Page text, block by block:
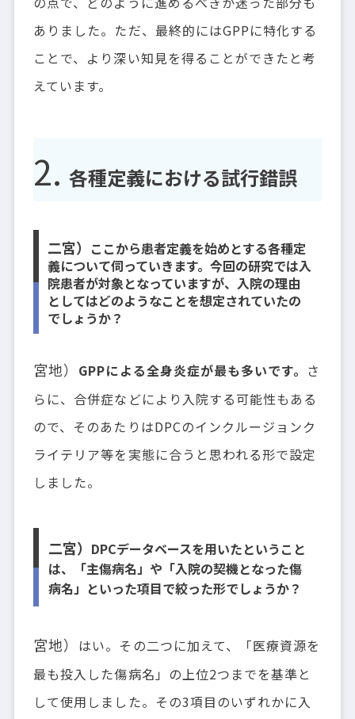
ありました。ただ、最終的にはGPPに特化する
ことで、より深い知見を得ることができたと考
えています。
各種定義における試行錯誤
二宮） ここから患者定義を始めとする各種定
義について伺っていきます。今回の研究では入
院患者が対象となっていますが、入院の理由
としてはどのようなことを想定されていたの
でしょうか？
宮地） GPPによる全身炎症が最も多いです。 さ
らに、合併症などにより入院する可能性もある
ので、そのあたりはDPCのインクルージョンク
ライテリア等を実態に合うと思われる形で設定
しました。
二宮） DPCデータベースを用いたということ
は、「主傷病名」や「入院の契機となった傷
病名」といった項目で絞った形でしょうか？
宮地） はい。その二つに加えて、「医療資源を
最も投入した傷病名」の上位2つまでを基準と
して使用しました。その3項目のいずれかに入